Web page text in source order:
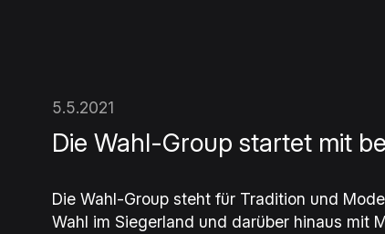
5.5.2021
Die Wahl-Group startet mit
Die Wahl-Group steht für Tradition und
Wahl im Siegerland und darüber hinaus mit